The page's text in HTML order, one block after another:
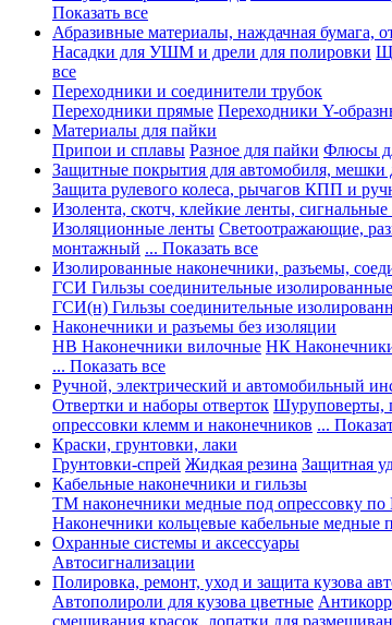
Показать все
Абразивные материалы, наждачная бумага,
Насадки для УШМ и дрели для полировки
все
Переходники и соединители трубок
Переходники прямые Переходники Y-
Материалы для пайки
Припои и сплавы Разное для пайки Флюсы
Защитные покрытия для автомобиля, мешки
Защита рулевого колеса, рычагов КПП и
Изолента, скотч, клейкие ленты,
Изоляционные ленты Светоотражающие,
монтажный ... Показать все
Изолированные наконечники, разъемы,
ГСИ Гильзы соединительные изолированные
ГСИ(н) Гильзы соединительные
Наконечники и разъемы без изоляции
НВ Наконечники вилочные НК
... Показать все
Ручной, электрический и автомобильный
Отвертки и наборы отверток Шуруповерты,
опрессовки клемм и наконечников ...
Краски, грунтовки, лаки
Грунтовки-спрей Жидкая резина Защитная
Кабельные наконечники и гильзы
ТМ наконечники медные под опрессовку
Наконечники кольцевые кабельные медные
Охранные системы и аксессуары
Автосигнализации
Полировка, ремонт, уход и защита кузова
Автополироли для кузова цветные
смешивания красок, лопатки для